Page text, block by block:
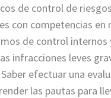
de control de
con competencias
de control
infracciones leves
efectuar una
las pautas para